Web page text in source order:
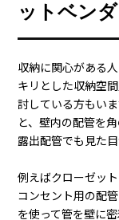
ットベン
収納に関心がある
キリとした収納空
討している方もい
と、壁内の配管を
露出配管でも見た
例えばクローゼッ
コンセント用の配
を使って管を壁に